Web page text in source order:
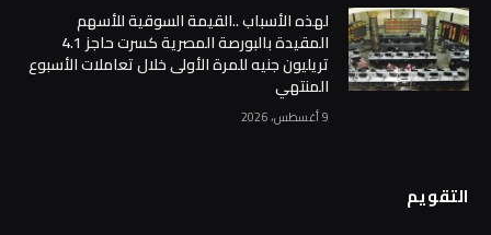
لهذه الأسباب ..القيمة السوقية للأسهم
المقيدة بالبورصة المصرية كسرت حاجز 4.1
تريليون جنيه للمرة الأولى خلال تعاملات الأسبوع
المنتهي
9 أغسطس، 2026
التقويم